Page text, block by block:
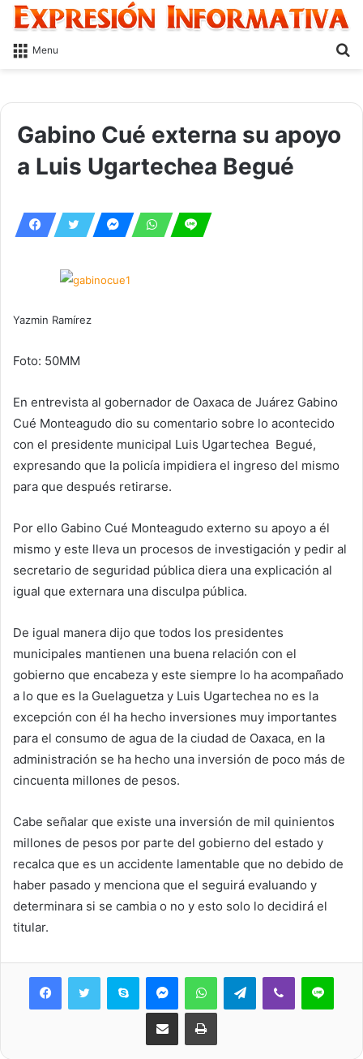
Menu
Gabino Cué externa su apoyo
a Luis Ugartechea Begué
Yazmin Ramírez
Foto: 50MM
En entrevista al gobernador de Oaxaca de Juárez Gabino
Cué Monteagudo dio su comentario sobre lo acontecido
con el presidente municipal Luis Ugartechea Begué,
expresando que la policía impidiera el ingreso del mismo
para que después retirarse.
Por ello Gabino Cué Monteagudo externo su apoyo a él
mismo y este lleva un procesos de investigación y pedir al
secretario de seguridad pública diera una explicación al
igual que externara una disculpa pública.
De igual manera dijo que todos los presidentes
municipales mantienen una buena relación con el
gobierno que encabeza y este siempre lo ha acompañado
a lo que es la Guelaguetza y Luis Ugartechea no es la
excepción con él ha hecho inversiones muy importantes
para el consumo de agua de la ciudad de Oaxaca, en la
administración se ha hecho una inversión de poco más de
cincuenta millones de pesos.
Cabe señalar que existe una inversión de mil quinientos
millones de pesos por parte del gobierno del estado y
recalca que es un accidente lamentable que no debido de
haber pasado y menciona que el seguirá evaluando y
determinara si se cambia o no y esto solo lo decidirá el
titular.
Skype MessengerWhatsAppTelegramViber Line
Share via Email Print